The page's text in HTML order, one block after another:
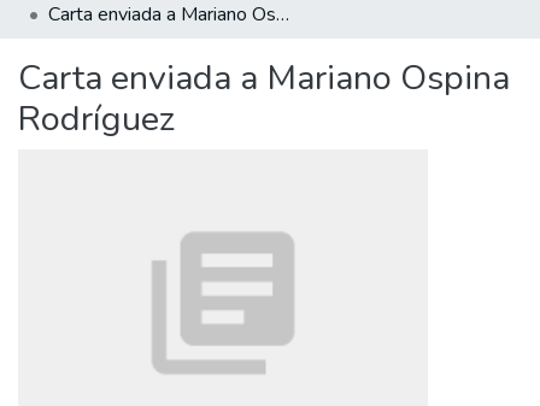
Statistics
Carta enviada a Mariano Ospina Rodríguez
Carta enviada a Mariano Ospina
Rodríguez